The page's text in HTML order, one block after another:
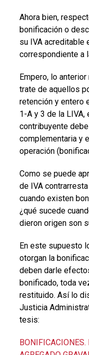
Ahora bien,
bonificación o
su IVA acreditable
correspondiente a
Empero, lo
trate de aquellos
retención y entero
1-A y 3 de la
contribuyente
complementaria y
operación
Como se puede
de IVA
cuando existen
¿qué sucede
dieron origen son
En este supuesto
otorgan la
deben darle
bonificado, toda
restituido. Así lo
Justicia
tesis: